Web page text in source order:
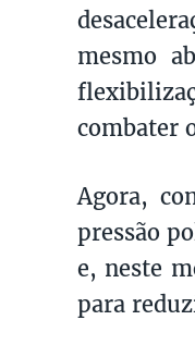
mesmo
combater
Agora,
pressão
e, neste
para